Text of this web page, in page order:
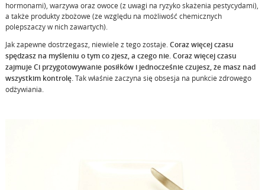
hormonami), warzywa oraz owoce (z uwagi na ryzyko skażenia pestycydami),
a także produkty zbożowe (ze względu na możliwość chemicznych
polepszaczy w nich zawartych).
Jak zapewne dostrzegasz, niewiele z tego zostaje. Coraz więcej czasu
spędzasz na myśleniu o tym co zjesz, a czego nie. Coraz więcej czasu
zajmuje Ci przygotowywanie posiłków i jednocześnie czujesz, że masz nad
wszystkim kontrolę.Tak właśnie zaczyna się obsesja na punkcie zdrowego
odżywiania.